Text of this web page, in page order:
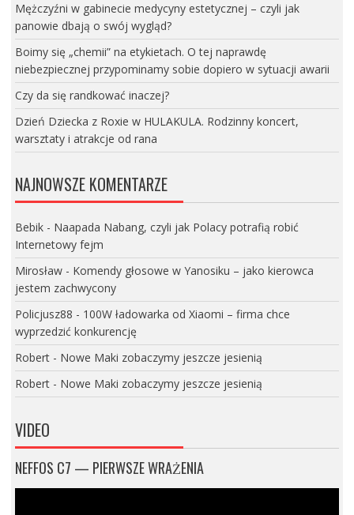
Mężczyźni w gabinecie medycyny estetycznej – czyli jak
panowie dbają o swój wygląd?
Boimy się „chemii” na etykietach. O tej naprawdę
niebezpiecznej przypominamy sobie dopiero w sytuacji awarii
Czy da się randkować inaczej?
Dzień Dziecka z Roxie w HULAKULA. Rodzinny koncert,
warsztaty i atrakcje od rana
NAJNOWSZE KOMENTARZE
Bebik- Naapada Nabang, czyli jak Polacy potrafią robić
Internetowy fejm
Mirosław- Komendy głosowe w Yanosiku – jako kierowca
jestem zachwycony
Policjusz88 - 100W ładowarka od Xiaomi – firma chce
wyprzedzić konkurencję
Robert- Nowe Maki zobaczymy jeszcze jesienią
Robert- Nowe Maki zobaczymy jeszcze jesienią
VIDEO
NEFFOS C7 — PIERWSZE WRAŻENIA